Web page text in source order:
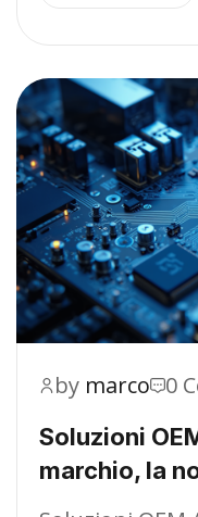
by marco 0
Soluzioni
marchio, la